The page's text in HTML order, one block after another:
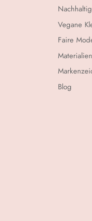
Vegane
Faire
Materialien
Blog